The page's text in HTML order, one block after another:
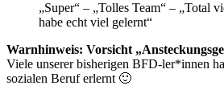
„Super“ – „Tolles Team“ – „Total
habe echt viel gelernt“
Warnhinweis: Vorsicht
Viele unserer bisherigen BFD-ler*innen
sozialen Beruf erlernt 🙂